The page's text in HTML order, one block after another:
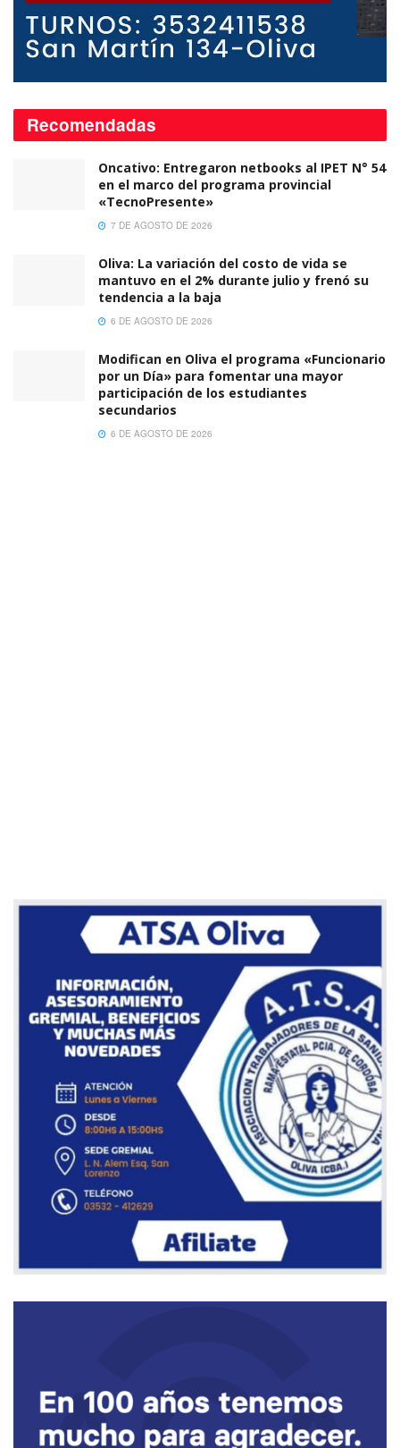
Recomendadas
Oncativo: Entregaron netbooks al IPET N° 54
en el marco del programa provincial
«TecnoPresente»
7 DE AGOSTO DE 2026
Oliva: La variación del costo de vida se
mantuvo en el 2% durante julio y frenó su
tendencia a la baja
6 DE AGOSTO DE 2026
Modifican en Oliva el programa «Funcionario
por un Día» para fomentar una mayor
participación de los estudiantes
secundarios
6 DE AGOSTO DE 2026